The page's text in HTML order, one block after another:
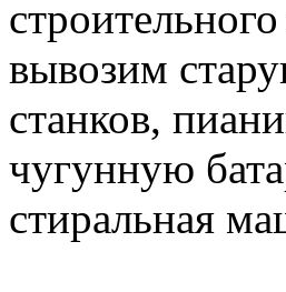
вывозим
станков,
чугунную
стиральная